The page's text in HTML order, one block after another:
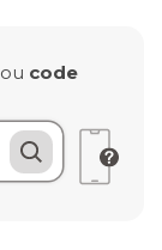
ou code